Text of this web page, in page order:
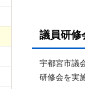
議員研修
宇都宮市議
研修会を実